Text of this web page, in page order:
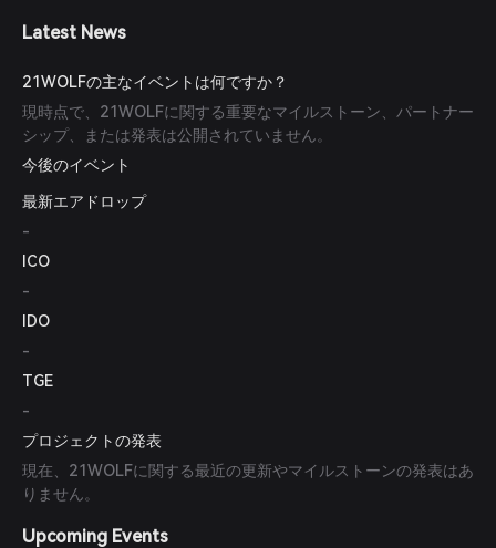
Latest News
21WOLFの主なイベントは何ですか？
現時点で、21WOLFに関する重要なマイルストーン、パートナー
シップ、または発表は公開されていません。
今後のイベント
最新エアドロップ
-
ICO
-
IDO
-
TGE
-
プロジェクトの発表
現在、21WOLFに関する最近の更新やマイルストーンの発表はあ
りません。
Upcoming Events